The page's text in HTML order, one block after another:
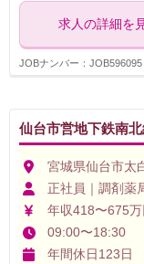
求人の詳細を
JOBナンバー：JOB596095
仙台市営地下鉄南
宮城県仙台市太
正社員｜調剤薬
年収418〜675万
09:00〜18:30
年間休日123日